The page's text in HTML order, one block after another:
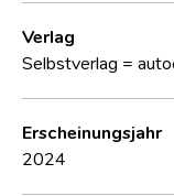
Verlag
Selbstverlag =
Erscheinungsjahr
2024